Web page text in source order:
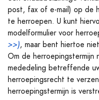
post, fax of e-mail) op de
te herroepen. U kunt
modelformulier voor
>>), maar bent hiertoe
Om de
mededeling betreffende
herroepingsrecht te
herroepingstermijn is